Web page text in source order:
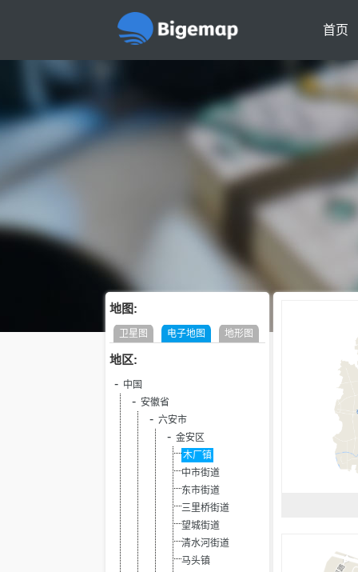
首页
地图:
卫星图 电子地图 地形图
地区:
中国
安徽省
六安市
金安区
木厂镇
中市街道
东市街道
三里桥街道
望城街道
清水河街道
马头镇